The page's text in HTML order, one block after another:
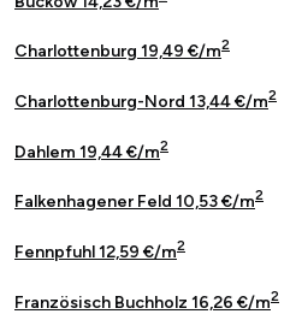
Charlottenburg 19,49 €/m2
Charlottenburg-Nord 13,44 €/m2
Dahlem 19,44 €/m2
Falkenhagener Feld 10,53 €/m2
Fennpfuhl 12,59 €/m2
Französisch Buchholz 16,26 €/m2